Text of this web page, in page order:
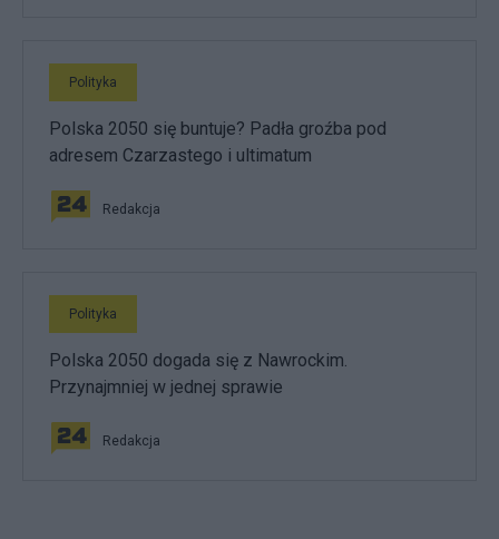
Polityka
Polska 2050 się buntuje? Padła groźba pod
adresem Czarzastego i ultimatum
Redakcja
Polityka
Polska 2050 dogada się z Nawrockim.
Przynajmniej w jednej sprawie
Redakcja